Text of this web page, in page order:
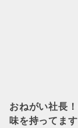
おねがい社長！
味を持ってます